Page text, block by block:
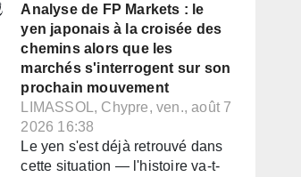
Analyse de FP Markets : le
yen japonais à la croisée des
chemins alors que les
marchés s'interrogent sur son
prochain mouvement
LIMASSOL, Chypre, ven., août 7
2026 16:38
Le yen s'est déjà retrouvé dans
cette situation — l'histoire va-t-